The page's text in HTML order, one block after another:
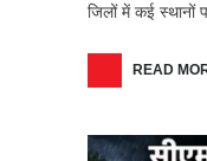
जिलों में कई
READ